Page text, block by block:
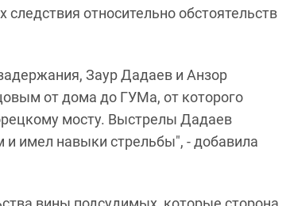
относительно обстоятельств
Заур Дадаев и Анзор
от дома до ГУМа, от которого
мосту. Выстрелы Дадаев
имел навыки стрельбы", - добавила